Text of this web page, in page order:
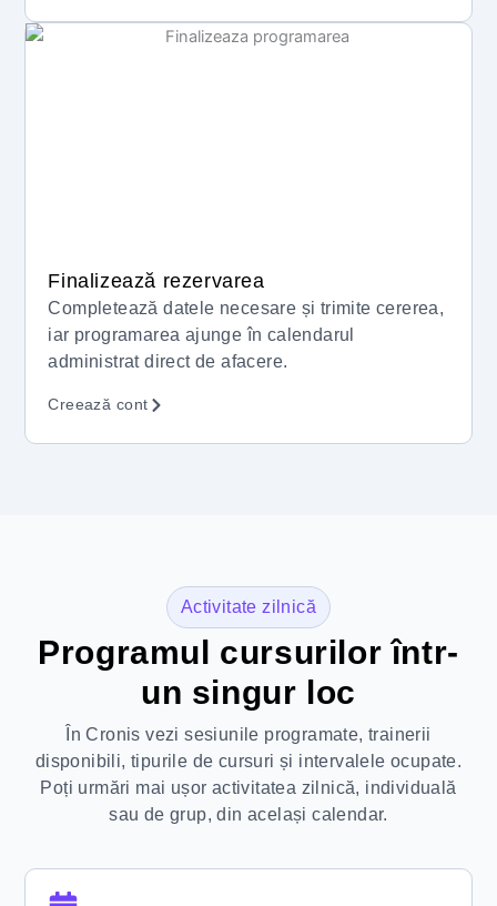
Finalizează rezervarea
Completează datele necesare și trimite cererea,
iar programarea ajunge în calendarul
administrat direct de afacere.
Creează cont
Activitate zilnică
Programul cursurilor într-
un singur loc
În Cronis vezi sesiunile programate, trainerii
disponibili, tipurile de cursuri și intervalele ocupate.
Poți urmări mai ușor activitatea zilnică, individuală
sau de grup, din același calendar.